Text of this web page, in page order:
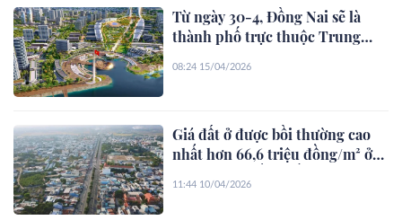
Từ ngày 30-4, Đồng Nai sẽ là
thành phố trực thuộc Trung
08:24 15/04/2026
Giá đất ở được bồi thường cao
nhất hơn 66,6 triệu đồng/m² ở
TP.HCM
11:44 10/04/2026